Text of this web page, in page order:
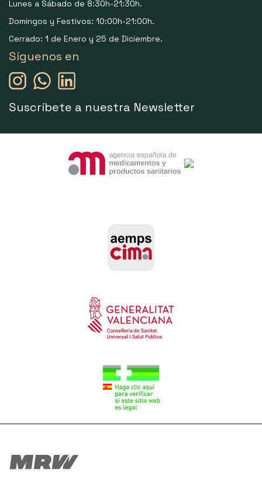
Lunes a Sábado de 8:30h-21:30h.
Domingos y Festivos: 10:00h-21:00h.
Cerrado: 1 de Enero y 25 de Diciembre.
Síguenos en
Suscríbete a nuestra Newsletter